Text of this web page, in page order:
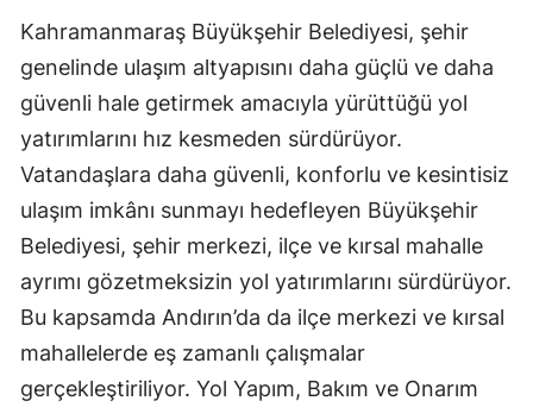
Kahramanmaraş Büyükşehir Belediyesi, şehir
genelinde ulaşım altyapısını daha güçlü ve daha
güvenli hale getirmek amacıyla yürüttüğü yol
yatırımlarını hız kesmeden sürdürüyor.
Vatandaşlara daha güvenli, konforlu ve kesintisiz
ulaşım imkânı sunmayı hedefleyen Büyükşehir
Belediyesi, şehir merkezi, ilçe ve kırsal mahalle
ayrımı gözetmeksizin yol yatırımlarını sürdürüyor.
Bu kapsamda Andırın’da da ilçe merkezi ve kırsal
mahallelerde eş zamanlı çalışmalar
gerçekleştiriliyor. Yol Yapım, Bakım ve Onarım